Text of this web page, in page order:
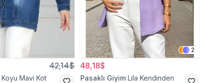
42,14$
Koyu Mavi Kot
2
48,18$
Pasaklı Giyim Lila Kendinden